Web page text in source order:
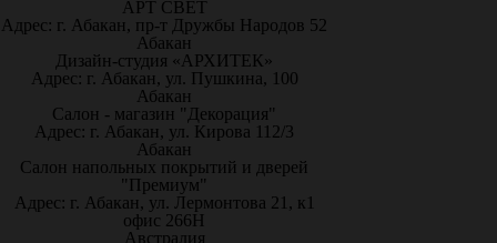
АРТ СВЕТ
Адрес: г. Абакан, пр-т Дружбы Народов 52
Абакан
Дизайн-студия «АРХИТЕК»
Адрес: г. Абакан, ул. Пушкина, 100
Абакан
Салон - магазин "Декорация"
Адрес: г. Абакан, ул. Кирова 112/3
Абакан
Салон напольных покрытий и дверей
"Премиум"
Адрес: г. Абакан, ул. Лермонтова 21, к1
офис 266Н
Австралия